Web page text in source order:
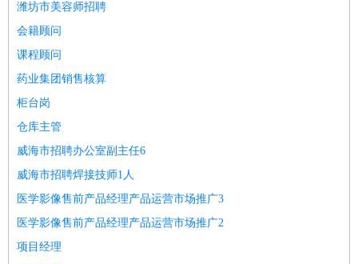
潍坊市美容师招聘
会籍顾问
课程顾问
药业集团销售核算
柜台岗
仓库主管
威海市招聘办公室副主任6
威海市招聘焊接技师1人
医学影像售前产品经理产品运营市场推广3
医学影像售前产品经理产品运营市场推广2
项目经理